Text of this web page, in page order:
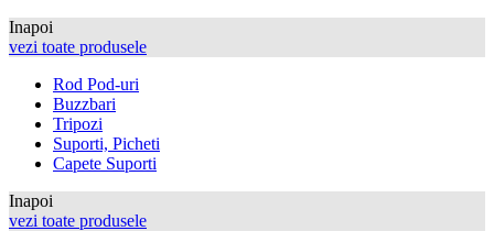
Inapoi
vezi toate produsele
Rod Pod-uri
Buzzbari
Tripozi
Suporti, Picheti
Capete Suporti
Inapoi
vezi toate produsele